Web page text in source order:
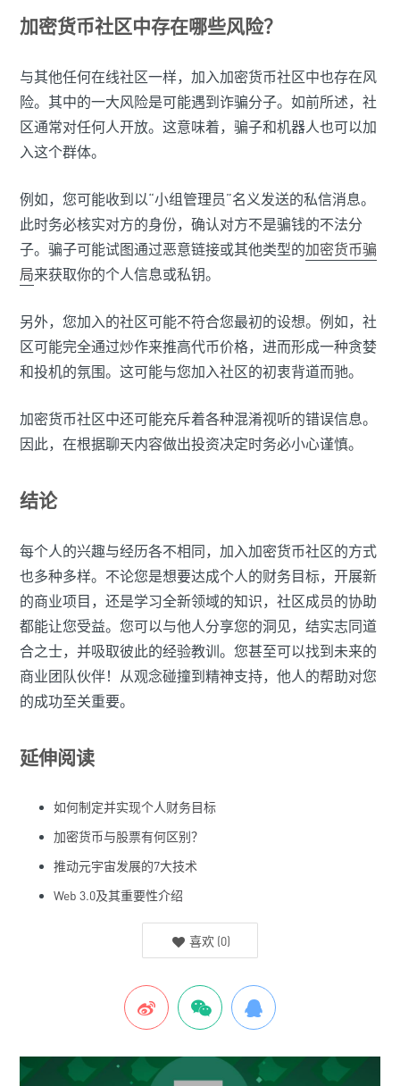
加密货币社区中存在哪些风险？
与其他任何在线社区一样，加入加密货币社区中也存在风
险。其中的一大风险是可能遇到诈骗分子。如前所述，社
区通常对任何人开放。这意味着，骗子和机器人也可以加
入这个群体。
例如，您可能收到以“小组管理员”名义发送的私信消息。
此时务必核实对方的身份，确认对方不是骗钱的不法分
子。骗子可能试图通过恶意链接或其他类型的加密货币骗
局来获取你的个人信息或私钥。
另外，您加入的社区可能不符合您最初的设想。例如，社
区可能完全通过炒作来推高代币价格，进而形成一种贪婪
和投机的氛围。这可能与您加入社区的初衷背道而驰。
加密货币社区中还可能充斥着各种混淆视听的错误信息。
因此，在根据聊天内容做出投资决定时务必小心谨慎。
结论
每个人的兴趣与经历各不相同，加入加密货币社区的方式
也多种多样。不论您是想要达成个人的财务目标，开展新
的商业项目，还是学习全新领域的知识，社区成员的协助
都能让您受益。您可以与他人分享您的洞见，结实志同道
合之士，并吸取彼此的经验教训。您甚至可以找到未来的
商业团队伙伴！从观念碰撞到精神支持，他人的帮助对您
的成功至关重要。
延伸阅读
如何制定并实现个人财务目标
加密货币与股票有何区别？
推动元宇宙发展的7大技术
Web 3.0及其重要性介绍
喜欢 (0)